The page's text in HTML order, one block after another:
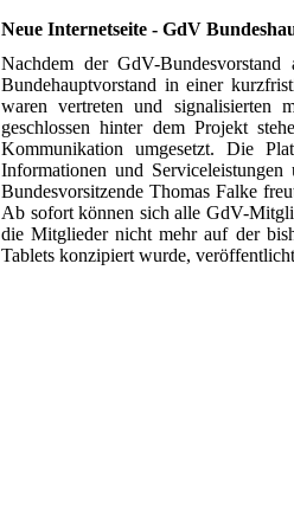
Neue Internetseite - GdV
Nachdem der GdV-
Bundehauptvorstand in einer
waren vertreten und signalisierten
geschlossen hinter dem Projekt
Kommunikation umgesetzt. Die
Informationen und
Bundesvorsitzende Thomas Falke
Ab sofort können sich alle GdV-
die Mitglieder nicht mehr auf der
Tablets konzipiert wurde,